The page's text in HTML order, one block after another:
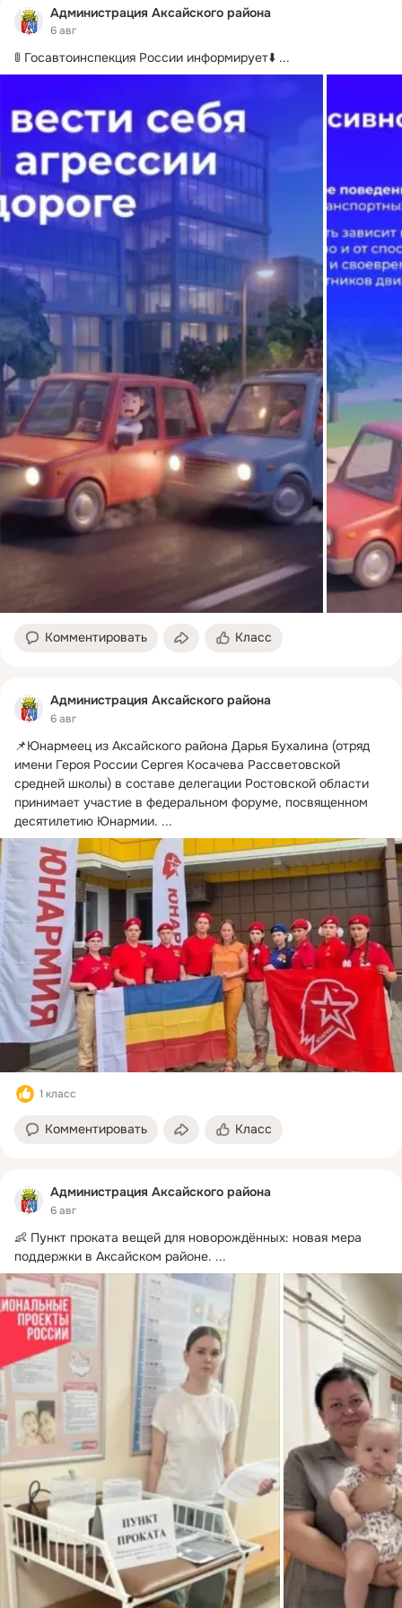
Администрация Аксайского района
6 авг
🚦 Госавтоинспекция России информирует⬇️ ...
Комментировать Класс
Администрация Аксайского района
6 авг
📌Юнармеец из Аксайского района Дарья Бухалина (отряд
имени Героя России Сергея Косачева Рассветовской
средней школы) в составе делегации Ростовской области
принимает участие в федеральном форуме, посвященном
десятилетию Юнармии. ...
1 класс
Комментировать Класс
Администрация Аксайского района
6 авг
👶 Пункт проката вещей для новорождённых: новая мера
поддержки в Аксайском районе. ...